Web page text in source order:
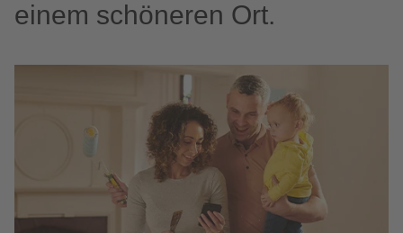
einem schöneren Ort.